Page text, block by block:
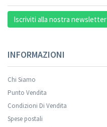
Iscriviti alla nostra newsletter
INFORMAZIONI
Chi Siamo
Punto Vendita
Condizioni Di Vendita
Spese postali